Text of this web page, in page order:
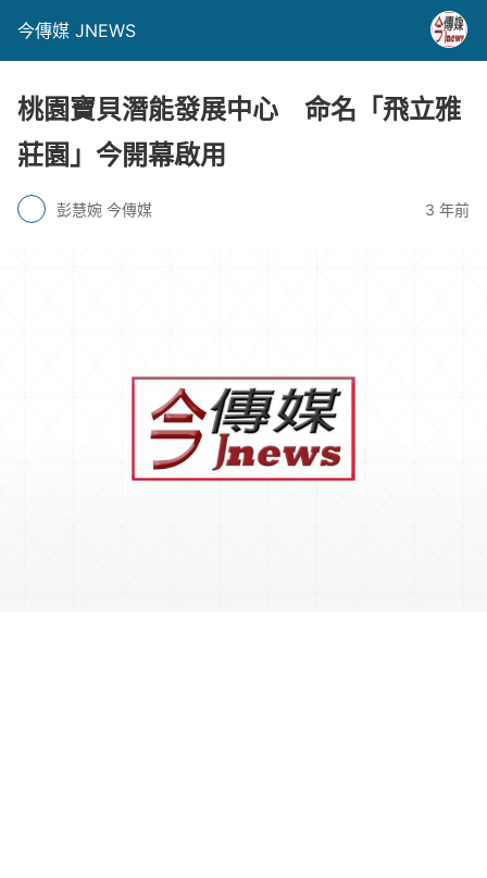
今傳媒 JNEWS
桃園寶貝潛能發展中心 命名「飛立雅
莊園」今開幕啟用
彭慧婉 今傳媒 3 年前